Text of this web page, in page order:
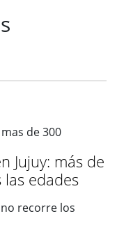
Jujuy: más de
edades